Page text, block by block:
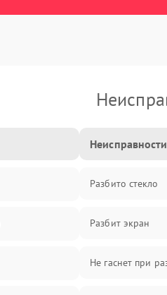
Неисправности
Разбито стекло
Разбит экран
Не гаснет при